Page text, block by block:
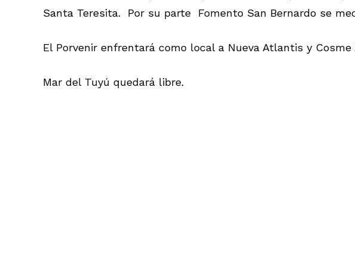
Santa Teresita. Por su parte Fomento San Bernardo se
El Porvenir enfrentará como local a Nueva Atlantis y
Mar del Tuyú quedará libre.